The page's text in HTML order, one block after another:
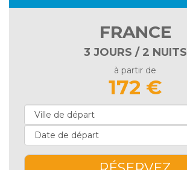
FRANCE
3 JOURS / 2 NUITS
à partir de
172 €